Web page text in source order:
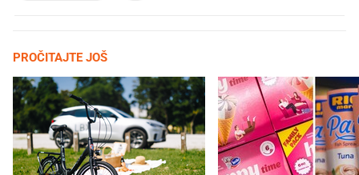
PROČITAJTE JOŠ